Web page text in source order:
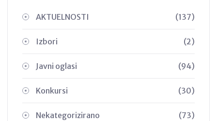
AKTUELNOSTI (137)
Izbori (2)
Javni oglasi (94)
Konkursi (30)
Nekategorizirano (73)